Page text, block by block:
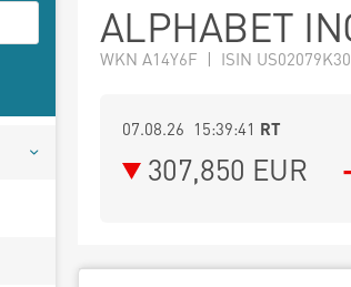
ALPHABET
WKN A14Y6F | ISIN
07.08.26 15:39:41 RT
307,850 EUR